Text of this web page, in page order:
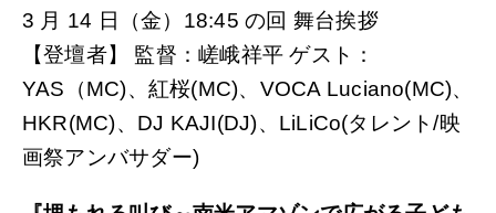
3 月 14 日（金）18:45 の回 舞台挨拶
【登壇者】 監督：嵯峨祥平 ゲスト：
YAS（MC)、紅桜(MC)、VOCA Luciano(MC)、
HKR(MC)、DJ KAJI(DJ)、LiLiCo(タレント/映
画祭アンバサダー)